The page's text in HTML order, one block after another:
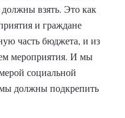
взять. Это как
и граждане
часть бюджета, и из
мероприятия. И мы
социальной
должны подкрепить